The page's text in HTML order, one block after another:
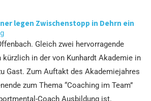
legen Zwischenstopp in Dehrn ein
Gleich zwei hervorragende
in der von Kunhardt Akademie in
Gast. Zum Auftakt des Akademiejahres
zum Thema “Coaching im Team”
Coach Ausbildung ist.